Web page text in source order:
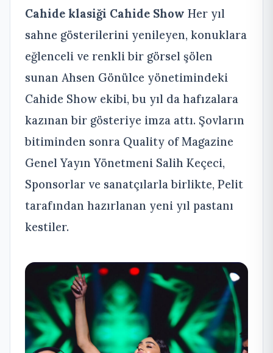
Cahide klasiği Cahide Show Her yıl
sahne gösterilerini yenileyen, konuklara
eğlenceli ve renkli bir görsel şölen
sunan Ahsen Gönülce yönetimindeki
Cahide Show ekibi, bu yıl da hafızalara
kazınan bir gösteriye imza attı. Şovların
bitiminden sonra Quality of Magazine
Genel Yayın Yönetmeni Salih Keçeci,
Sponsorlar ve sanatçılarla birlikte, Pelit
tarafından hazırlanan yeni yıl pastanı
kestiler.